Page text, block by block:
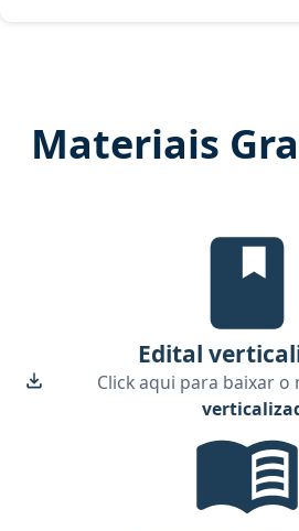
Materiais
Edital
Edital
Click aqui para baixar